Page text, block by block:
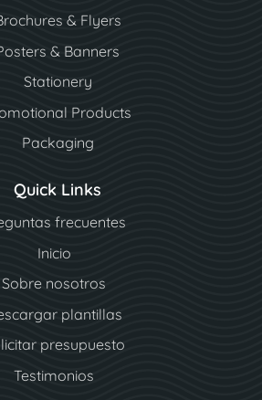
& Flyers
& Banners
Stationery
Products
Packaging
Quick Links
frecuentes
Inicio
Sobre nosotros
plantillas
presupuesto
Testimonios